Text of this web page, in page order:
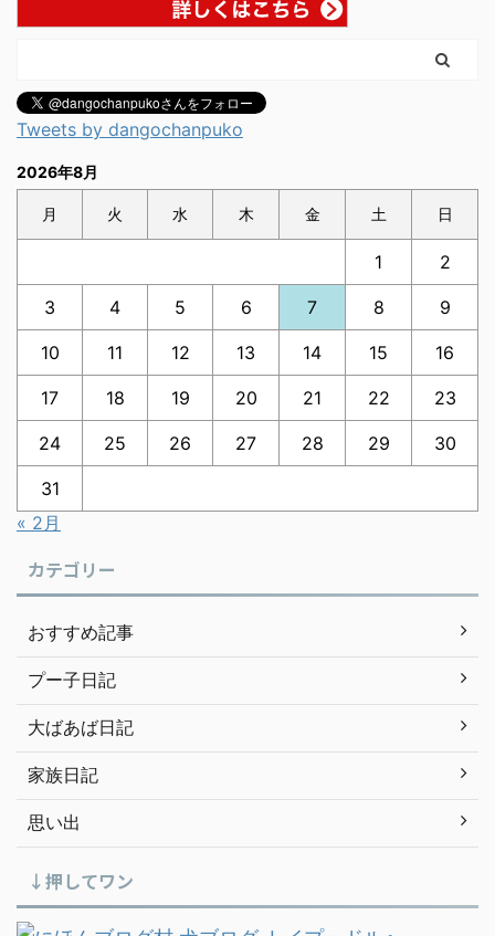
Tweets by dangochanpuko
2026年8月
月 火 水 木 金 土 日
1 2
3 4 5 6 7 8 9
10 11 12 13 14 15 16
17 18 19 20 21 22 23
24 25 26 27 28 29 30
31
« 2月
カテゴリー
おすすめ記事
プー子日記
大ばあば日記
家族日記
思い出
↓押してワン